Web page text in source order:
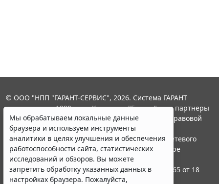
Мы обрабатываем локальные данные
браузера и используем инструменты
аналитики в целях улучшения и обеспечения
работоспособности сайта, статистических
исследований и обзоров. Вы можете
запретить обработку указанных данных в
настройках браузера. Пожалуйста,
© ООО "НПП "ГАРАНТ-СЕРВИС", 2026. Система ГАРАНТ
выпускается с 1990 года. Компания "Гарант" и ее партнеры
являются участниками Российской ассоциации правовой
информации ГАРАНТ.
Портал ГАРАНТ.РУ зарегистрирован в качестве сетевого
издания Федеральной службой по надзору в сфере
связи,информационных технологий и массовых
коммуникаций (Роскомнадзором), Эл № ФС77-58365 от 18
июня 2014 года.